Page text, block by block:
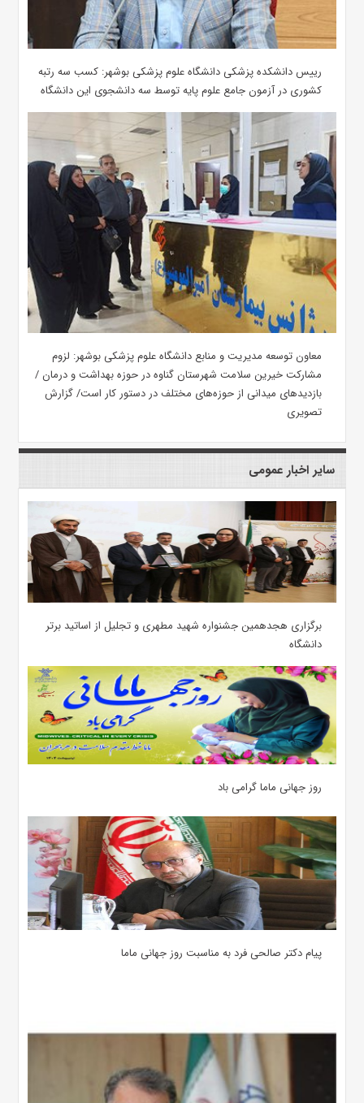
رییس دانشکده پزشکی دانشگاه علوم پزشکی بوشهر: کسب سه رتبه
کشوری در آزمون جامع علوم پایه توسط سه دانشجوی این دانشگاه
معاون توسعه مدیریت و منابع دانشگاه علوم پزشکی بوشهر: لزوم
مشارکت خیرین سلامت شهرستان گناوه در حوزه بهداشت و درمان /
بازدیدهای میدانی از حوزه‌های مختلف در دستور کار است/ گزارش
تصویری
سایر اخبار عمومی
برگزاری هجدهمین جشنواره شهید مطهری و تجلیل از اساتید برتر
دانشگاه
روز جهانی ماما گرامی باد
پیام دکتر صالحی فرد به مناسبت روز جهانی ماما